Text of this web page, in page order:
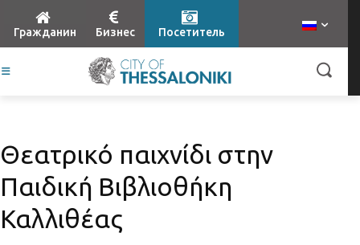
Гражданин Бизнес Посетитель
Θεατρικό παιχνίδι στην
Παιδική Βιβλιοθήκη
Καλλιθέας